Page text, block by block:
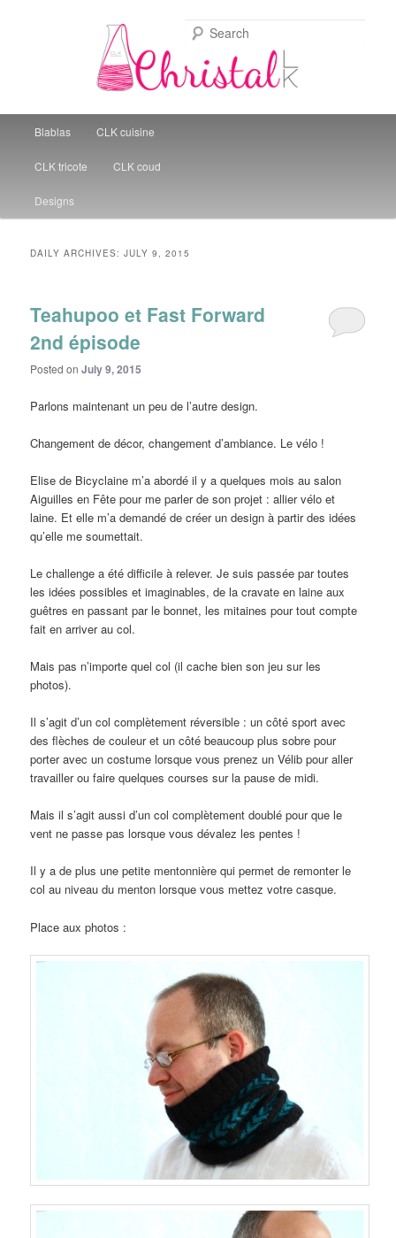
Christal Little Kitchen
Skip to primary content
Skip to secondary content
Blablas CLK cuisine
CLK tricote CLK coud
Designs
DAILY ARCHIVES:JULY 9, 2015
Teahupoo et Fast Forward
2nd épisode
Posted onJuly 9, 2015
Parlons maintenant un peu de l’autre design.
Changement de décor, changement d’ambiance. Le vélo !
Elise de Bicyclaine m’a abordé il y a quelques mois au salon
Aiguilles en Fête pour me parler de son projet : allier vélo et
laine. Et elle m’a demandé de créer un design à partir des idées
qu’elle me soumettait.
Le challenge a été difficile à relever. Je suis passée par toutes
les idées possibles et imaginables, de la cravate en laine aux
guêtres en passant par le bonnet, les mitaines pour tout compte
fait en arriver au col.
Mais pas n’importe quel col (il cache bien son jeu sur les
photos).
Il s’agit d’un col complètement réversible : un côté sport avec
des flèches de couleur et un côté beaucoup plus sobre pour
porter avec un costume lorsque vous prenez un Vélib pour aller
travailler ou faire quelques courses sur la pause de midi.
Mais il s’agit aussi d’un col complètement doublé pour que le
vent ne passe pas lorsque vous dévalez les pentes !
Il y a de plus une petite mentonnière qui permet de remonter le
col au niveau du menton lorsque vous mettez votre casque.
Place aux photos :